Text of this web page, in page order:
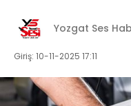
Yozgat Ses
Giriş: 10-11-2025 17:11